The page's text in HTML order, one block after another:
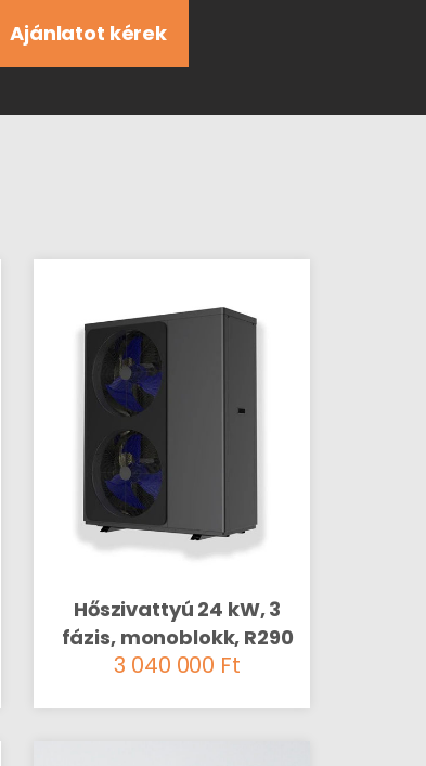
Ajánlatot kérek
Hőszivattyú 24 kW, 3
fázis, monoblokk, R290
3 040 000 Ft